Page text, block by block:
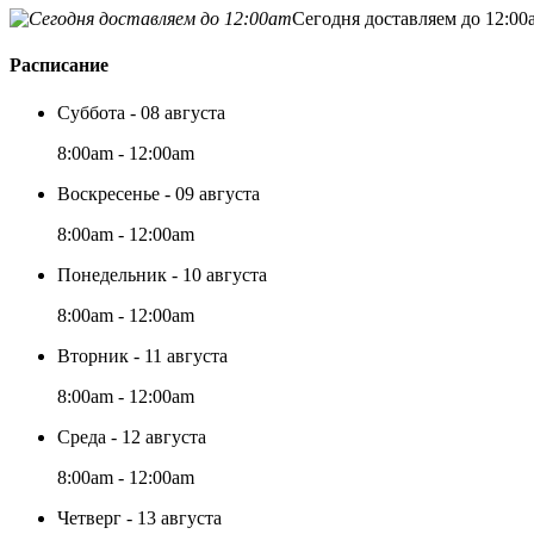
Сегодня доставляем до
Расписание
Суббота - 08 августа
8:00am - 12:00am
Воскресенье - 09 августа
8:00am - 12:00am
Понедельник - 10 августа
8:00am - 12:00am
Вторник - 11 августа
8:00am - 12:00am
Среда - 12 августа
8:00am - 12:00am
Четверг - 13 августа